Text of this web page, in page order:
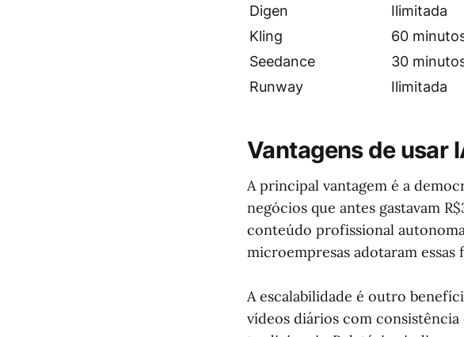
Digen
Ilimitada
Kling
60
Seedance
30
Runway
Ilimitada
Vantagens de usar
A principal vantagem é a
negócios que antes gastavam
conteúdo profissional
microempresas adotaram essas
A escalabilidade é outro
vídeos diários com